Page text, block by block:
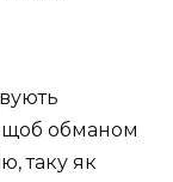
щоб обманом
таку як